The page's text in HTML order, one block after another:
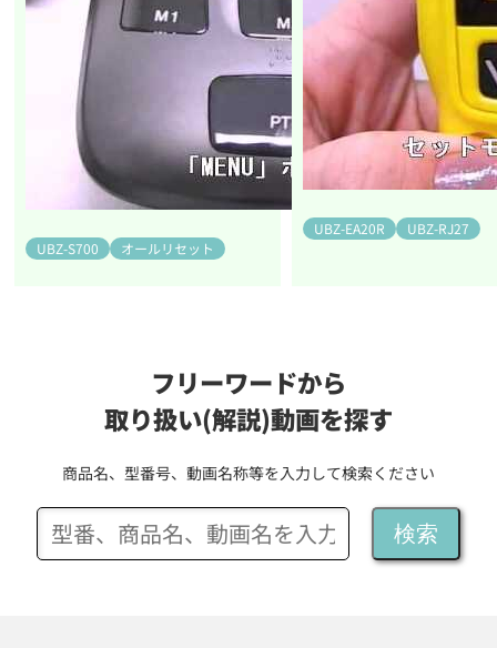
UBZ-S700 オールリセット
UBZ-EA20R UBZ-RJ27
フリーワードから
取り扱い(解説)動画を探す
商品名、型番号、動画名称等を入力して検索ください
検索